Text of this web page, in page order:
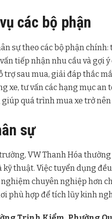
các bộ phận
sự theo các bộ phận chính:
tiếp nhận nhu cầu và gợi
trợ sau mua, giải đáp thắc
xe, tư vấn các hạng mục an
quá trình mua xe trở
sự
VW Thanh Hóa
kỹ thuật. Việc tuyển dụng
chuyên nghiệp hơn
phù hợp để tích lũy kinh